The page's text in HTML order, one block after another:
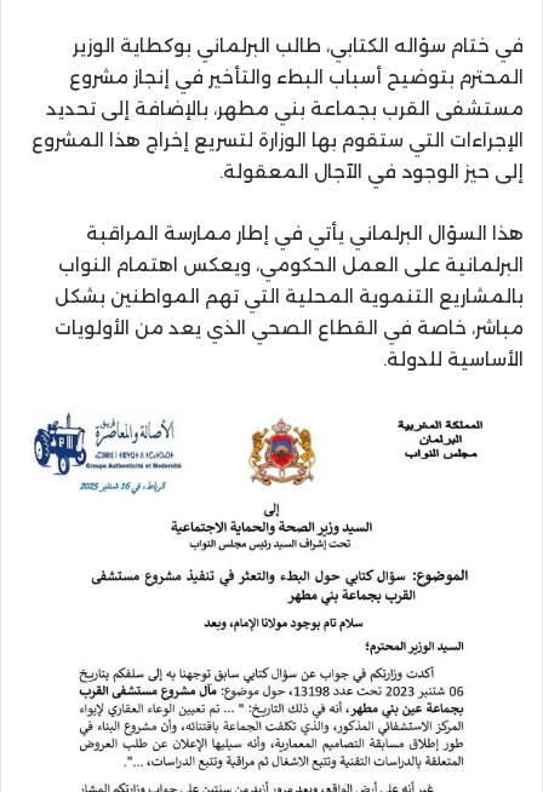
في ختام سؤاله الكتابي، طالب البرلماني بوكطاية الوزير
المحترم بتوضيح أسباب البطء والتأخير في إنجاز مشروع
مستشفى القرب بجماعة بني مطهر، بالإضافة إلى تحديد
الإجراءات التي ستقوم بها الوزارة لتسريع إخراج هذا المشروع
إلى حيز الوجود في الآجال المعقولة.
هذا السؤال البرلماني يأتي في إطار ممارسة المراقبة
البرلمانية على العمل الحكومي، ويعكس اهتمام النواب
بالمشاريع التنموية المحلية التي تهم المواطنين بشكل
مباشر، خاصة في القطاع الصحي الذي يعد من الأولويات
الأساسية للدولة.